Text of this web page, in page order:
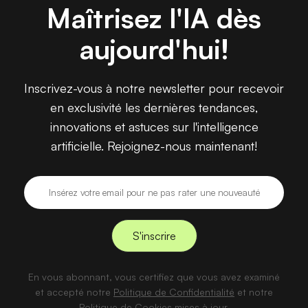
Maîtrisez l'IA dès
aujourd'hui!
Inscrivez-vous à notre newsletter pour recevoir
en exclusivité les dernières tendances,
innovations et astuces sur l'intelligence
artificielle. Rejoignez-nous maintenant!
En vous abonnant, vous certifiez que vous avez examiné
et accepté notre Politique de Confidentialité et notre